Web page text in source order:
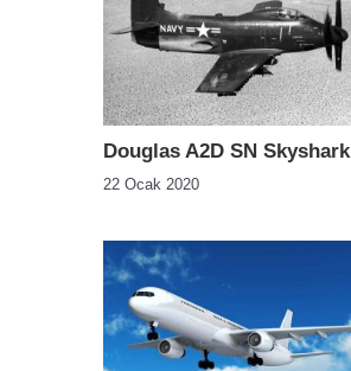
Douglas A2D SN Skyshark
22 Ocak 2020